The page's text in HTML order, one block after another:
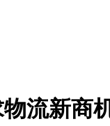
流新商